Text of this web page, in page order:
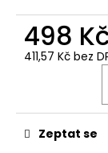
498
411,57 Kč bez
Zeptat se
D
p
o
č
u